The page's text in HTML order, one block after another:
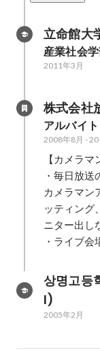
立命館大
産業社会
2011年3月
株式会社
アルバイ
2008年8月 -
【カメラマ
・毎日放
カメラマン
ッティング
ニター出し
・ライブ会
상명고
l)
2005年2月